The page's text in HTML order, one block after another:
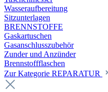
Wasseraufbereitung
Sitzunterlagen
BRENNSTOFFE
Gaskartuschen
Gasanschlusszubehör
Zunder und Anzünder
Brennstoffflaschen
Zur Kategorie REPARATUR